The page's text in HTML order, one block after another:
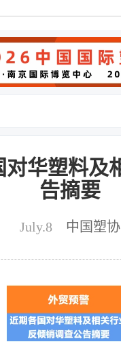
华塑料及
告摘要
July.8 中国塑协